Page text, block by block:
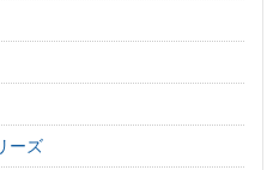
ーズ